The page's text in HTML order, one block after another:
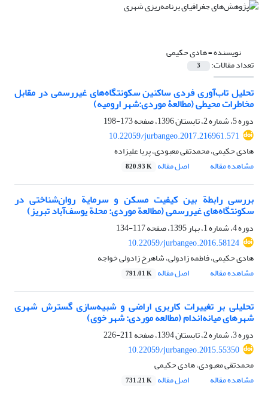
نویسنده =هادی حکیمی
تعداد مقالات: 3
تحلیل تاب‌آوری فردی ساکنین سکونتگاه‌های غیررسمی در مقابل
مخاطرات محیطی (مطالعۀ موردی:شهر ارومیه)
دوره 5، شماره 2، تابستان 1396، صفحه
173-198
10.22059/jurbangeo.2017.216961.571
هادی حکیمی، محمدتقی معبودی، پریا علیزاده
مشاهده مقاله
اصل مقاله 820.93 K
بررسی رابطة بین کیفیت مسکن و سرمایة روان‌شناختی در
سکونتگاه‌های غیر‌‌رسمی (مطالعة موردی: محلة یوسف‌آباد تبریز)
دوره 4، شماره 1، بهار 1395، صفحه
117-134
10.22059/jurbangeo.2016.58124
هادی حکیمی، فاطمه زادولی، شاهرخ زادولی خواجه
مشاهده مقاله
اصل مقاله 791.01 K
تحلیلی بر تغییرات کاربری اراضی و شبیه‌سازی گسترش شهری
شهرهای میانه‌اندام (مطالعه موردی: شهر خوی)
دوره 3، شماره 2، تابستان 1394، صفحه
211-226
10.22059/jurbangeo.2015.55350
محمدتقی معبودی، هادی حکیمی
مشاهده مقاله
اصل مقاله 731.21 K